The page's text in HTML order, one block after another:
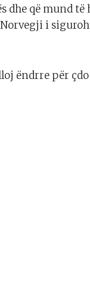
dhe që mund të
i
ëndrre për